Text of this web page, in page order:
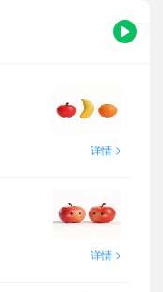
详情 >
详情 >